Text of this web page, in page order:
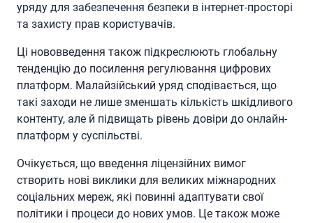
уряду для забезпечення безпеки в інтернет-просторі
та захисту прав користувачів.
Ці нововведення також підкреслюють глобальну
тенденцію до посилення регулювання цифрових
платформ. Малайзійський уряд сподівається, що
такі заходи не лише зменшать кількість шкідливого
контенту, але й підвищать рівень довіри до онлайн-
платформ у суспільстві.
Очікується, що введення ліцензійних вимог
створить нові виклики для великих міжнародних
соціальних мереж, які повинні адаптувати свої
політики і процеси до нових умов. Це також може